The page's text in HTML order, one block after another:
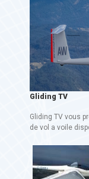
Gliding TV
Gliding TV vous
de vol a voile